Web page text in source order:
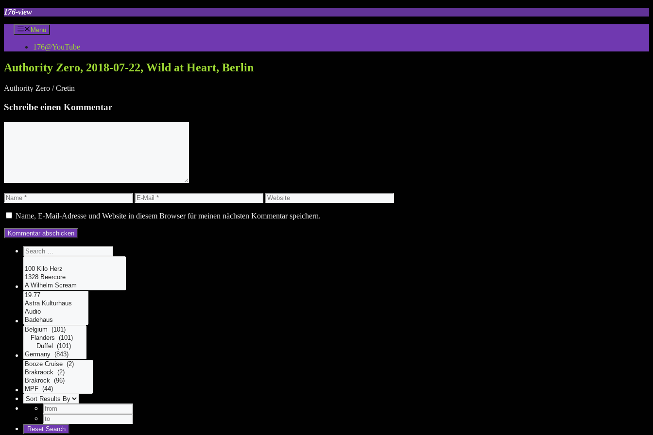
Zum
springen
176-view
Menü
176@YouTube
Authority Zero, 2018-07-22, Wild at Heart, Berlin
Authority Zero / Cretin
Schreibe einen Kommentar
Name
E-
Mail
Website
Name, E-Mail-Adresse und Website in diesem Browser für meinen nächsten Kommentar speichern.